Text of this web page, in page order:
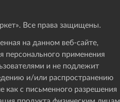
Все права защищены.
на данном веб-сайте,
персонального применения
и не подлежит
и/или распространению
как с письменного разрешения